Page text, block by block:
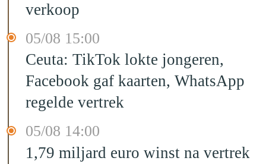
verkoop
05/08 15:00
Ceuta: TikTok lokte jongeren,
Facebook gaf kaarten, WhatsApp
regelde vertrek
05/08 14:00
1,79 miljard euro winst na vertrek